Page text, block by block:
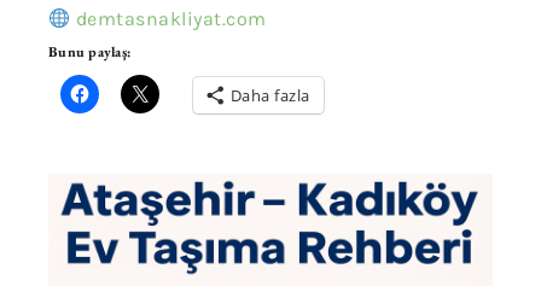
demtasnakliyat.com
Bunu paylaş:
Daha fazla